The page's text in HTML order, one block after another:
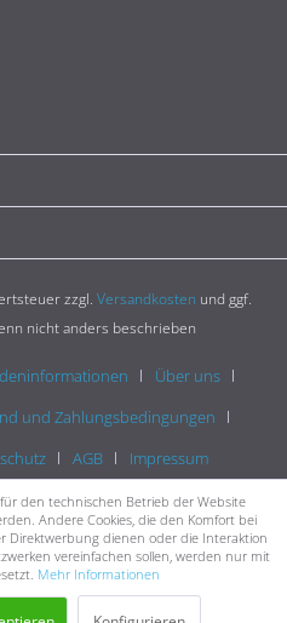
zzgl. Versandkosten und ggf.
nicht anders beschrieben
Über uns
und Zahlungsbedingungen
AGB Impressum
den technischen Betrieb der Website
Andere Cookies, die den Komfort bei
Direktwerbung dienen oder die Interaktion
vereinfachen sollen, werden nur mit
Mehr Informationen